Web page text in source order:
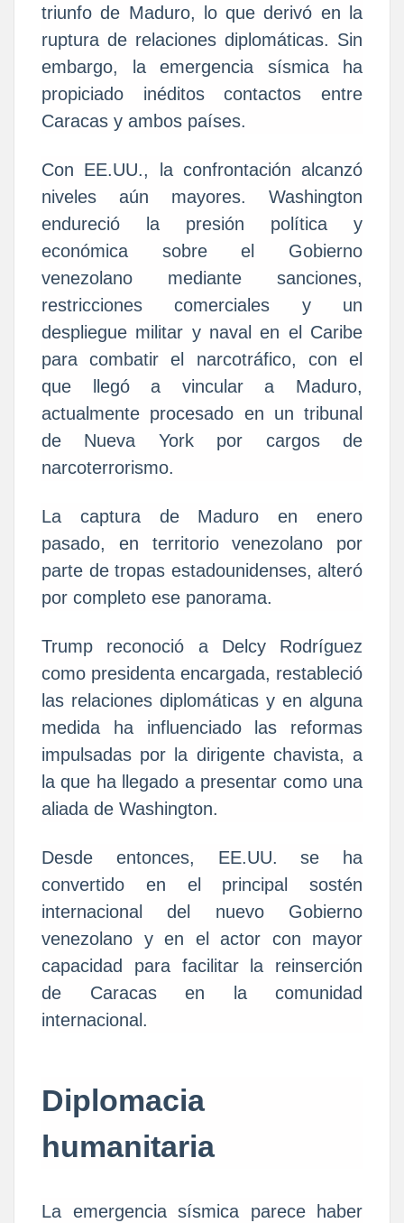
triunfo de Maduro, lo que derivó en la
ruptura de relaciones diplomáticas. Sin
embargo, la emergencia sísmica ha
propiciado inéditos contactos entre
Caracas y ambos países.
Con EE.UU., la confrontación alcanzó
niveles aún mayores. Washington
endureció la presión política y
económica sobre el Gobierno
venezolano mediante sanciones,
restricciones comerciales y un
despliegue militar y naval en el Caribe
para combatir el narcotráfico, con el
que llegó a vincular a Maduro,
actualmente procesado en un tribunal
de Nueva York por cargos de
narcoterrorismo.
La captura de Maduro en enero
pasado, en territorio venezolano por
parte de tropas estadounidenses, alteró
por completo ese panorama.
Trump reconoció a Delcy Rodríguez
como presidenta encargada, restableció
las relaciones diplomáticas y en alguna
medida ha influenciado las reformas
impulsadas por la dirigente chavista, a
la que ha llegado a presentar como una
aliada de Washington.
Desde entonces, EE.UU. se ha
convertido en el principal sostén
internacional del nuevo Gobierno
venezolano y en el actor con mayor
capacidad para facilitar la reinserción
de Caracas en la comunidad
internacional.
Diplomacia
humanitaria
La emergencia sísmica parece haber